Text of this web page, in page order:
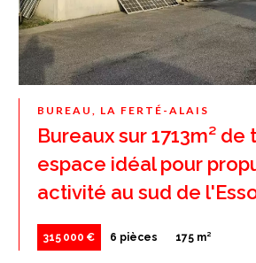
BUREAU, LA FERTÉ-ALAIS
Bureaux sur 1713m² de
espace idéal pour
activité au sud de
315 000 € 6 pièces 175 m²